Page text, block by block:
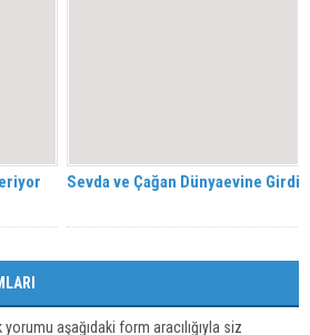
Sevda ve Çağan Dünyaevine Girdi
aşağıdaki form aracılığıyla siz